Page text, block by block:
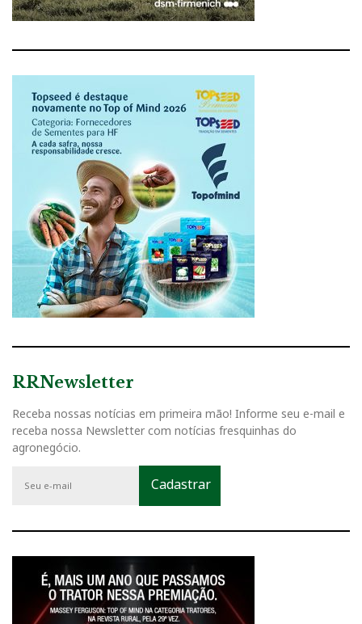
RRNewsletter
Receba nossas notícias em primeira mão! Informe seu e-mail e
receba nossa Newsletter com notícias fresquinhas do
agronegócio.